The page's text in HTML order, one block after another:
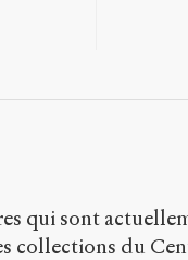
qui sont
collections du